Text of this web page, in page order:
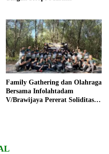
Family Gathering dan Olahraga
Bersama Infolahtadam
V/Brawijaya Pererat Soliditas